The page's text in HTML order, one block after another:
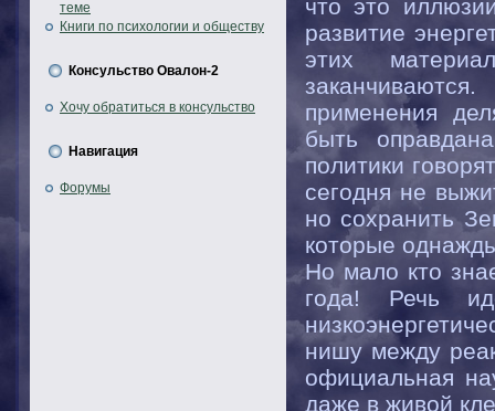
теме
Книги по психологии и обществу
Консульство Овалон-2
Хочу обратиться в консульство
Навигация
Форумы
что это
развитие
этих
применения
быть
политики
сегодня не
но сохранить
которые
Но мало кто
года! Речь
нишу между
официальная
даже в живой